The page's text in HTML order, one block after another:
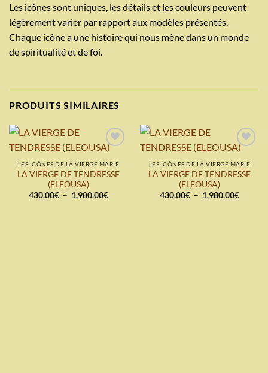
Les icônes sont uniques, les détails et les couleurs peuvent
légèrement varier par rapport aux modèles présentés.
Chaque icône a une histoire qui nous mène dans un monde
de spiritualité et de foi.
PRODUITS SIMILAIRES
Add to
wishlist
LES ICÔNES DE LA VIERGE MARIE
LA VIERGE DE TENDRESSE
(ELEOUSA)
430.00€ – 1,980.00€Plage
Add to
wishlist
LES ICÔNES DE LA VIERGE MARIE
LA VIERGE DE TENDRESSE
(ELEOUSA)
430.00€ – 1,980.00€Plage